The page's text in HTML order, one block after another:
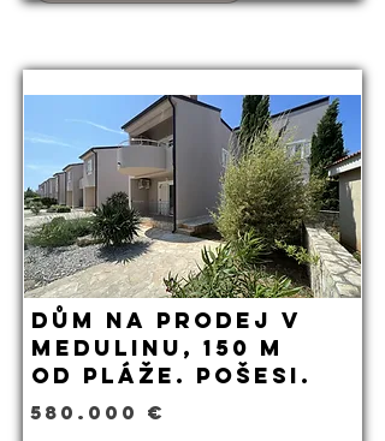
Dům na prodej v
Medulinu, 150 m
od pláže. Pošesi.
580.000 €